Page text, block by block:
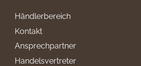
Händlerbereich
Kontakt
Ansprechpartner
Handelsvertreter